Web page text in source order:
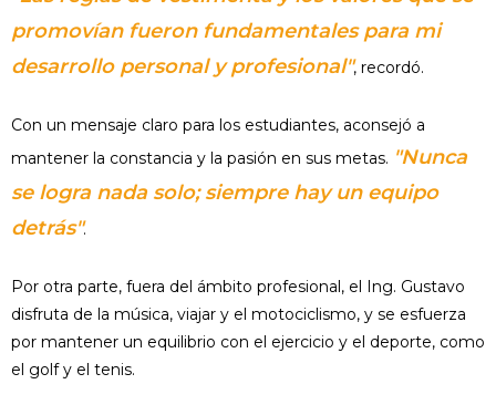
promovían fueron fundamentales para mi
desarrollo personal y profesional", recordó.
Con un mensaje claro para los estudiantes, aconsejó a
mantener la constancia y la pasión en sus metas. "Nunca
se logra nada solo; siempre hay un equipo
detrás".
Por otra parte, fuera del ámbito profesional, el Ing. Gustavo
disfruta de la música, viajar y el motociclismo, y se esfuerza
por mantener un equilibrio con el ejercicio y el deporte, como
el golf y el tenis.